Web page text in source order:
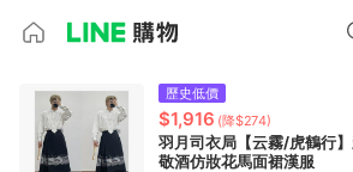
歷史低價
$1,916 (降$274)
羽月司衣局【云霧/虎鶴行
敬酒仿妝花馬面裙漢服